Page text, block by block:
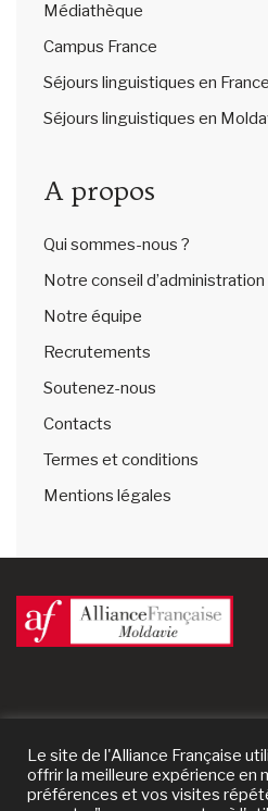
Médiathèque
Campus France
Séjours linguistiques en France
Séjours linguistiques en
A propos
Qui sommes-nous ?
Notre conseil d’administration
Notre équipe
Recrutements
Soutenez-nous
Contacts
Termes et conditions
Mentions légales
Le site de l'Alliance Française
offrir la meilleure expérience en
préférences et vos visites